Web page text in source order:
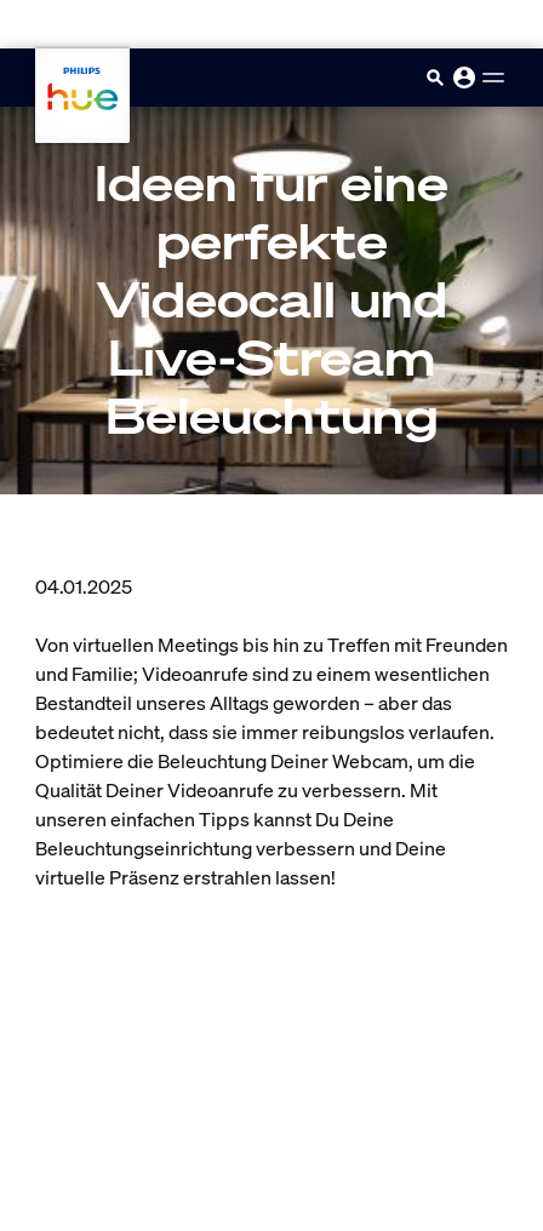
Ideen für eine
perfekte
Videocall und
Live-Stream
Beleuchtung
04.01.2025
Von virtuellen Meetings bis hin zu Treffen mit Freunden
und Familie; Videoanrufe sind zu einem wesentlichen
Bestandteil unseres Alltags geworden – aber das
bedeutet nicht, dass sie immer reibungslos verlaufen.
Optimiere die Beleuchtung Deiner Webcam, um die
Qualität Deiner Videoanrufe zu verbessern. Mit
unseren einfachen Tipps kannst Du Deine
Beleuchtungseinrichtung verbessern und Deine
virtuelle Präsenz erstrahlen lassen!